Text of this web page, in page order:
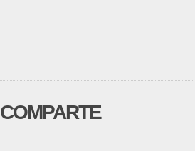
COMPARTE